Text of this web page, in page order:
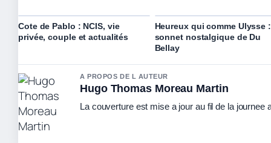
Cote de Pablo : NCIS, vie
privée, couple et actualités
Heureux qui comme Ulysse
sonnet nostalgique de Du
Bellay
A PROPOS DE L AUTEUR
Hugo Thomas Moreau Martin
La couverture est mise a jour au fil de la